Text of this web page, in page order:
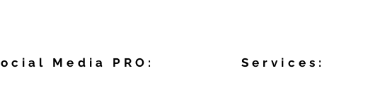
Media PRO: Services: